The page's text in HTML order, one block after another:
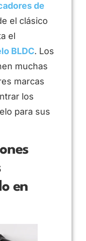
de
el clásico
el
BLDC. Los
muchas
marcas
los
para sus
en